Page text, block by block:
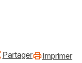
Partager Imprimer